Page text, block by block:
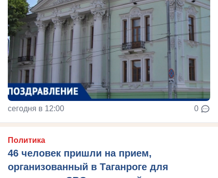
сегодня в 12:00 0
Политика
46 человек пришли на прием,
организованный в Таганроге для